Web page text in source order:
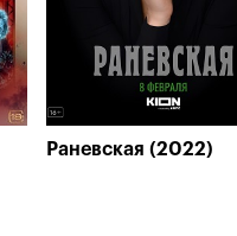
Раневская (2022)